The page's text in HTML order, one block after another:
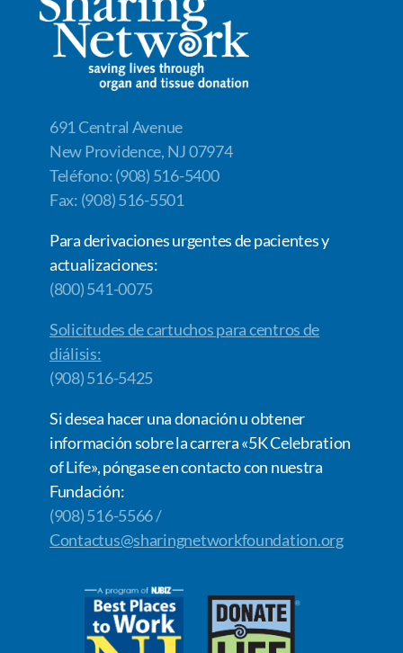
o
k
n
n
k
691 Central Avenue
New Providence, NJ 07974
Teléfono: (908) 516-5400
Fax: (908) 516-5501
Para derivaciones urgentes de pacientes y
actualizaciones:
(800) 541-0075
Solicitudes de cartuchos para centros de
diálisis:
(908) 516-5425
Si desea hacer una donación u obtener
información sobre la carrera «5K Celebration
of Life», póngase en contacto con nuestra
Fundación:
(908) 516-5566 /
Contactus@sharingnetworkfoundation.org